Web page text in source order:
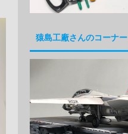
猿島工廠さんのコーナー